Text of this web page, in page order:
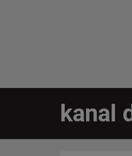
kanal d